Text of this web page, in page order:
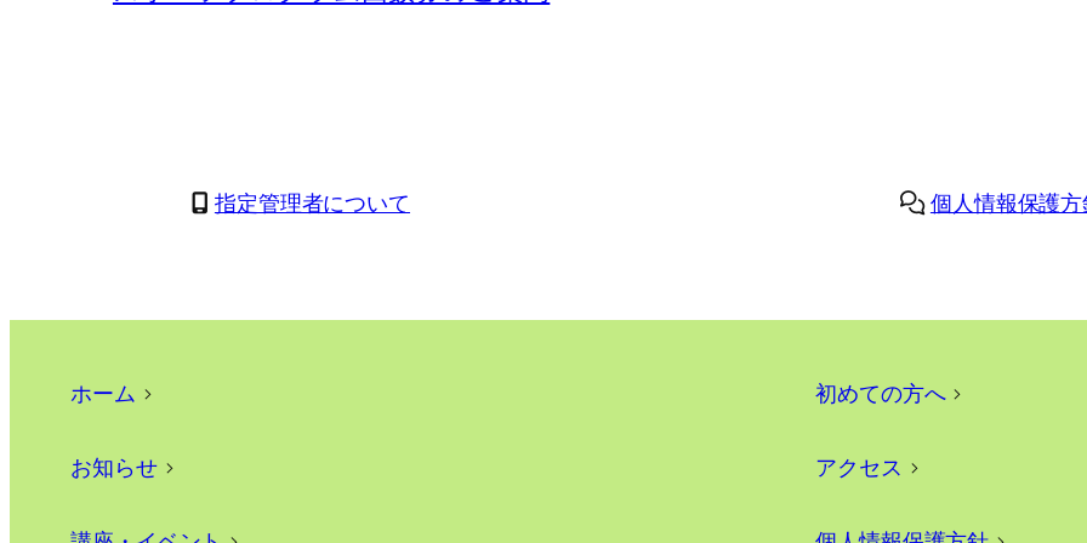
指定管理者について 個人情報保護
ホーム >
お知らせ>
初めての方へ>
アクセス >